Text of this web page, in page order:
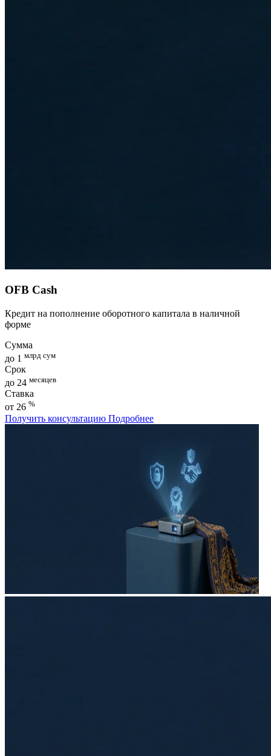
OFB Cash
Кредит на пополнение оборотного капитала в наличной
форме
Сумма
до 1 млрд сум
Срок
до 24 месяцев
Ставка
от 26 %
Получить консультацию Подробнее